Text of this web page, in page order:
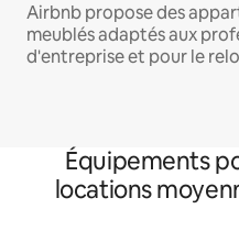
Airbnb propose des
meublés adaptés aux
d'entreprise et pour le
Équipements
locations